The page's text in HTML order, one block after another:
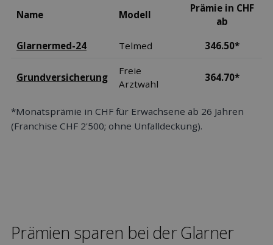
Name Modell
Prämie in CHF
ab
Glarnermed-24
Telmed 346.50*
Grundversicherung
Freie
Arztwahl
364.70*
*Monatsprämie in CHF für Erwachsene ab 26 Jahren
(Franchise CHF 2'500; ohne Unfalldeckung).
Prämien sparen bei der Glarner